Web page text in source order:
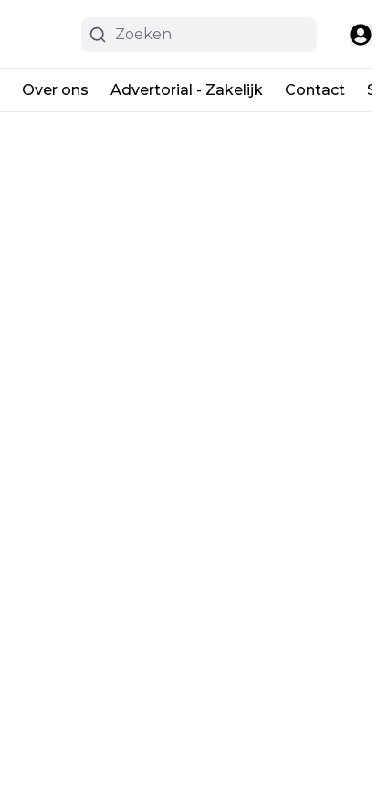
Over ons Advertorial - Zakelijk Contact